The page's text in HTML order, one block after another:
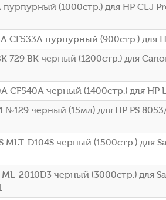
(1000стр.) для HP CLJ
CF533A пурпурный (900стр.) для
729 BK черный (1200стр.) для
CF540A черный (1400стр.) для
черный (15мл) для HP PS
D104S черный (1500стр.) для
2010D3 черный (3000стр.) для